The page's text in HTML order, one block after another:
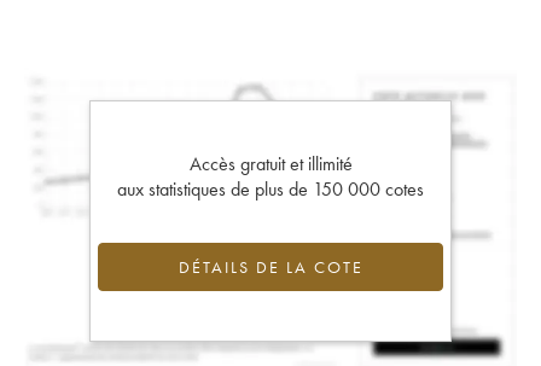
Accès gratuit et illimité
aux statistiques de plus de 150 000 cotes
DÉTAILS DE LA COTE